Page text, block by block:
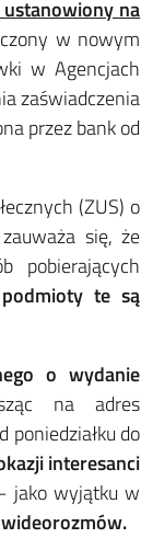
na
w nowym
w Agencjach
zaświadczenia
przez bank od
(ZUS) o
się, że
pobierających
te są
o wydanie
na adres
do
interesanci
jako wyjątku w